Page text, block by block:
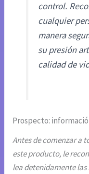
control.
cualquier
manera
su presión
calidad de
Prospecto:
Antes de comenzar a
este producto, le
lea detenidamente